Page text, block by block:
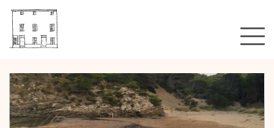
Habitacions & tarifes
Galeria